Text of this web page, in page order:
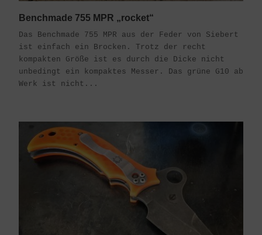
Benchmade 755 MPR „rocket“
Das Benchmade 755 MPR aus der Feder von Siebert
ist einfach ein Brocken. Trotz der recht
kompakten Größe ist es durch die Dicke nicht
unbedingt ein kompaktes Messer. Das grüne G10 ab
Werk ist nicht...